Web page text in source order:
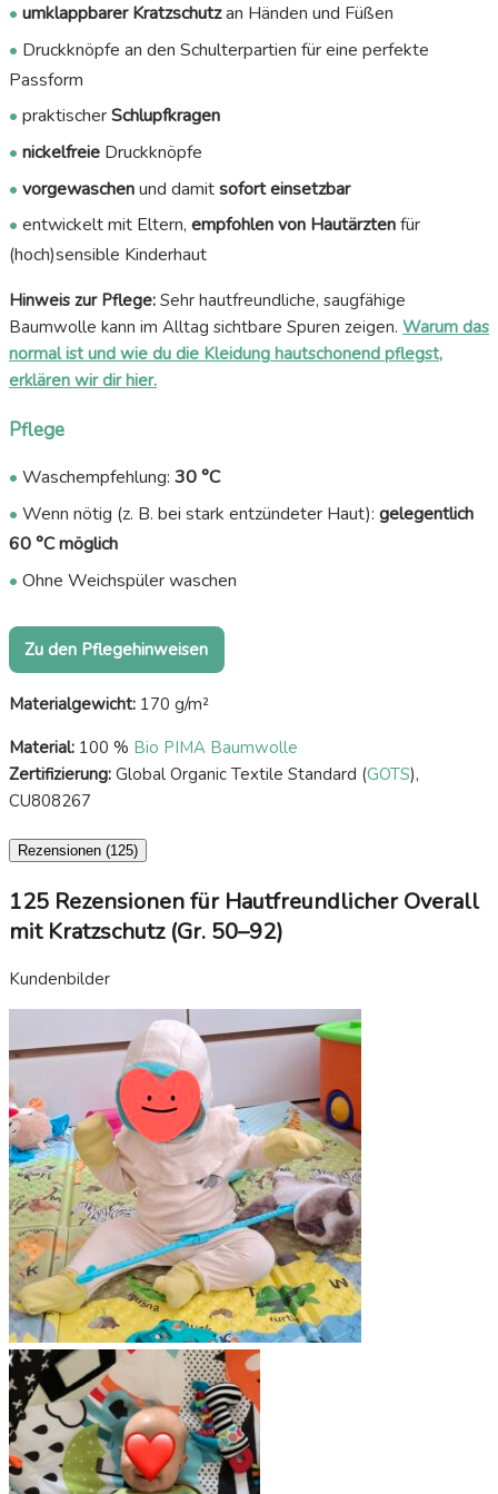
• umklappbarer Kratzschutzan Händen und Füßen
• Druckknöpfe an den Schulterpartien für eine perfekte
Passform
• praktischerSchlupfkragen
• nickelfreie Druckknöpfe
• vorgewaschenund damitsofort einsetzbar
• entwickelt mit Eltern, empfohlen von Hautärztenfür
(hoch)sensible Kinderhaut
Hinweis zur Pflege: Sehr hautfreundliche, saugfähige
Baumwolle kann im Alltag sichtbare Spuren zeigen. Warum das
normal ist und wie du die Kleidung hautschonend pflegst,
erklären wir dir hier.
Pflege
• Waschempfehlung: 30 °C
• Wenn nötig (z. B. bei stark entzündeter Haut): gelegentlich
60 °C möglich
• Ohne Weichspüler waschen
Zu den Pflegehinweisen
Materialgewicht: 170 g/m²
Material: 100 % Bio PIMA Baumwolle
Zertifizierung: Global Organic Textile Standard (GOTS),
CU808267
Rezensionen (125)
125 Rezensionen für Hautfreundlicher Overall
mit Kratzschutz (Gr. 50–92)
Kundenbilder